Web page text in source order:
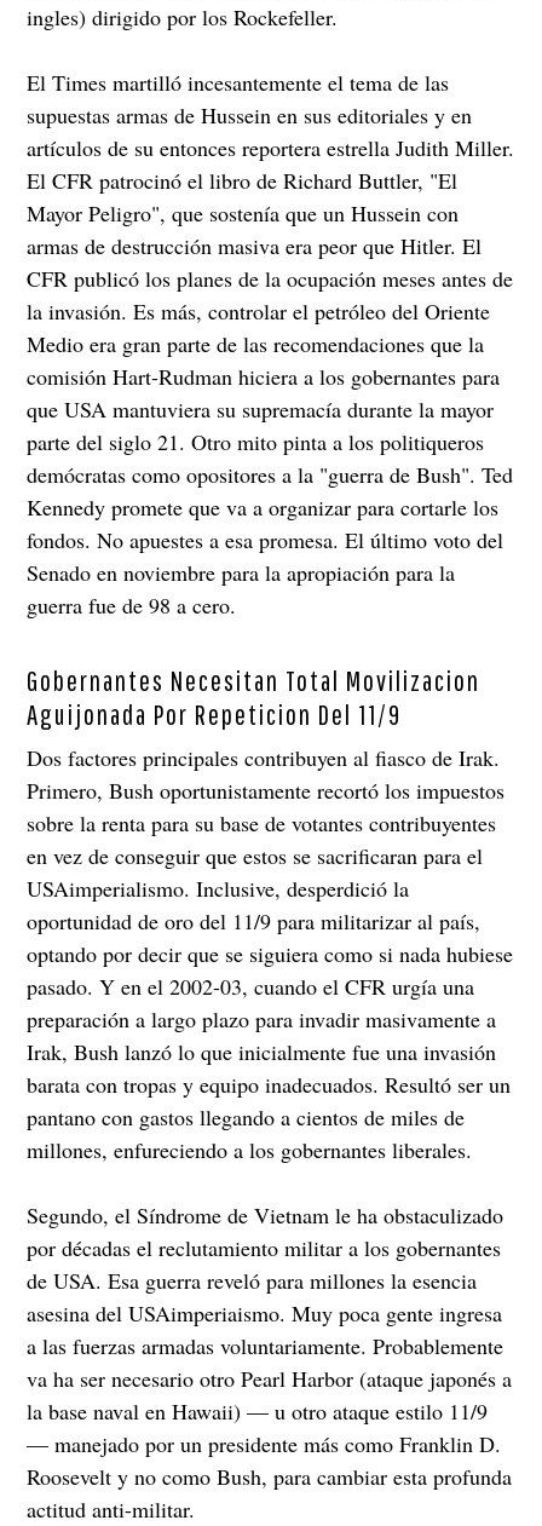
ingles) dirigido por los Rockefeller.
El Times martilló incesantemente el tema de las
supuestas armas de Hussein en sus editoriales y en
artículos de su entonces reportera estrella Judith Miller.
El CFR patrocinó el libro de Richard Buttler, "El
Mayor Peligro", que sostenía que un Hussein con
armas de destrucción masiva era peor que Hitler. El
CFR publicó los planes de la ocupación meses antes de
la invasión. Es más, controlar el petróleo del Oriente
Medio era gran parte de las recomendaciones que la
comisión Hart-Rudman hiciera a los gobernantes para
que USA mantuviera su supremacía durante la mayor
parte del siglo 21. Otro mito pinta a los politiqueros
demócratas como opositores a la "guerra de Bush". Ted
Kennedy promete que va a organizar para cortarle los
fondos. No apuestes a esa promesa. El último voto del
Senado en noviembre para la apropiación para la
guerra fue de 98 a cero.
Gobernantes Necesitan Total Movilizacion
Aguijonada Por Repeticion Del 11/9
Dos factores principales contribuyen al fiasco de Irak.
Primero, Bush oportunistamente recortó los impuestos
sobre la renta para su base de votantes contribuyentes
en vez de conseguir que estos se sacrificaran para el
USAimperialismo. Inclusive, desperdició la
oportunidad de oro del 11/9 para militarizar al país,
optando por decir que se siguiera como si nada hubiese
pasado. Y en el 2002-03, cuando el CFR urgía una
preparación a largo plazo para invadir masivamente a
Irak, Bush lanzó lo que inicialmente fue una invasión
barata con tropas y equipo inadecuados. Resultó ser un
pantano con gastos llegando a cientos de miles de
millones, enfureciendo a los gobernantes liberales.
Segundo, el Síndrome de Vietnam le ha obstaculizado
por décadas el reclutamiento militar a los gobernantes
de USA. Esa guerra reveló para millones la esencia
asesina del USAimperiaismo. Muy poca gente ingresa
a las fuerzas armadas voluntariamente. Probablemente
va ha ser necesario otro Pearl Harbor (ataque japonés a
la base naval en Hawaii) — u otro ataque estilo 11/9
— manejado por un presidente más como Franklin D.
Roosevelt y no como Bush, para cambiar esta profunda
actitud anti-militar.